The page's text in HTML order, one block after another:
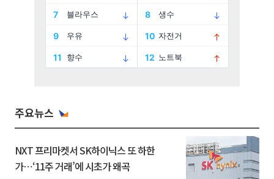
주요뉴스
NXT 프리마켓서 SK하이닉스 또 하한
가⋯‘11주 거래’에 시초가 왜곡